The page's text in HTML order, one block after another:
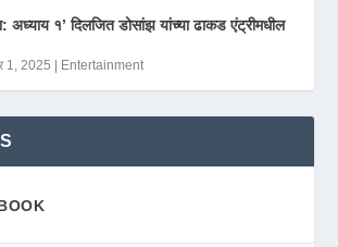
अध्याय १’ दिलजित डोसांझ यांच्या ढाकड एंट्रीमधील
1, 2025 | Entertainment